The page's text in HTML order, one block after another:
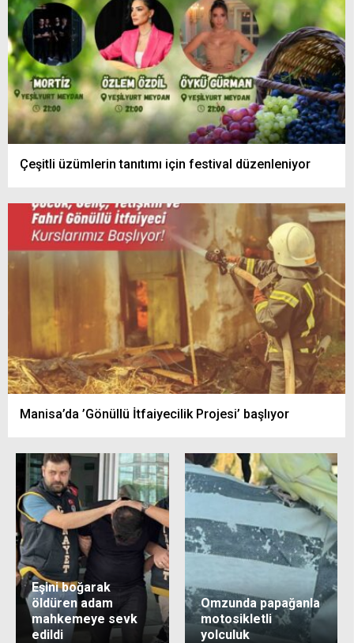
Çeşitli üzümlerin tanıtımı için festival düzenleniyor
Manisa’da ’Gönüllü İtfaiyecilik Projesi’ başlıyor
Eşini boğarak
öldüren adam
mahkemeye sevk
edildi
Omzunda papağanla
motosikletli
yolculuk